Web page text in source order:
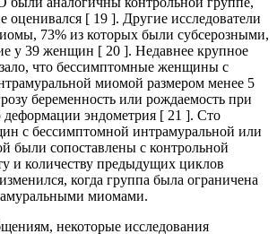
оценивался [ 19 ]. Другие исследователи
73% из которых были субсерозными,
у 39 женщин [ 20 ]. Недавнее крупное
что бессимптомные женщины с
миомой размером менее 5
беременность или рождаемость при
эндометрия [ 21 ]. Сто
с бессимптомной интрамуральной или
были сопоставлены с контрольной
и количеству предыдущих циклов
когда группа была ограничена
миомами.
некоторые исследования